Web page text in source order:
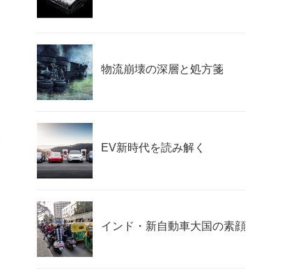
物流崩壊の深層と処方箋
EV新時代を読み解く
インド・新自動車大国の素顔